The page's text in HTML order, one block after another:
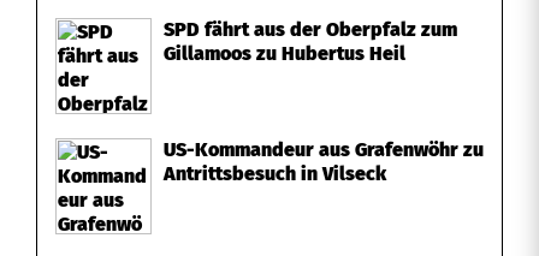
SPD fährt aus der Oberpfalz zum
Gillamoos zu Hubertus Heil
US-Kommandeur aus Grafenwöhr zu
Antrittsbesuch in Vilseck